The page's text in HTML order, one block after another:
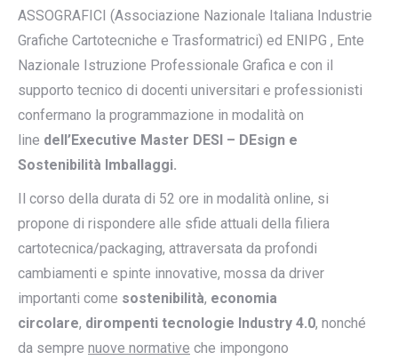
ASSOGRAFICI (Associazione Nazionale Italiana Industrie
Grafiche Cartotecniche e Trasformatrici) ed ENIPG , Ente
Nazionale Istruzione Professionale Grafica e con il
supporto tecnico di docenti universitari e professionisti
confermano la programmazione in modalità on
line dell’Executive Master DESI – DEsign e
Sostenibilità Imballaggi.
Il corso della durata di 52 ore in modalità online, si
propone di rispondere alle sfide attuali della filiera
cartotecnica/packaging, attraversata da profondi
cambiamenti e spinte innovative, mossa da driver
importanti come sostenibilità, economia
circolare, dirompenti tecnologie Industry 4.0, nonché
da sempre nuove normative che impongono